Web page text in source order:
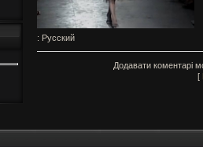
: Русский
Додавати коментарі
[